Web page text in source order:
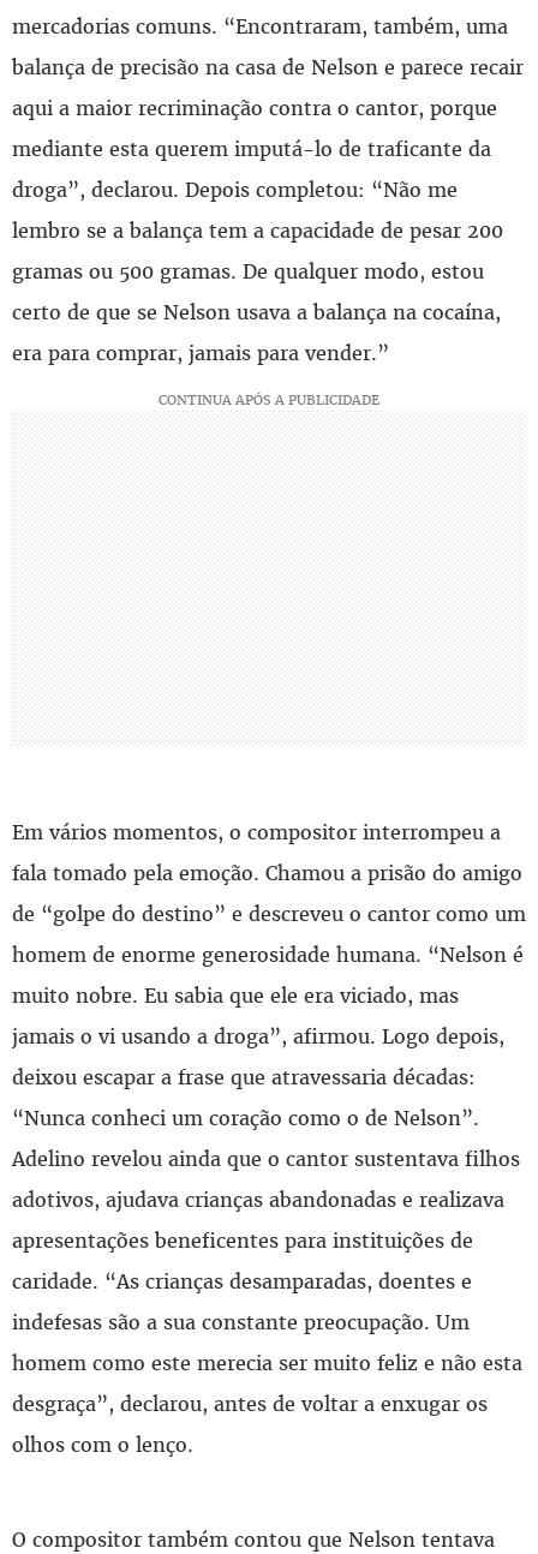
mercadorias comuns. “Encontraram, também, uma
balança de precisão na casa de Nelson e parece recair
aqui a maior recriminação contra o cantor, porque
mediante esta querem imputá-lo de traficante da
droga”, declarou. Depois completou: “Não me
lembro se a balança tem a capacidade de pesar 200
gramas ou 500 gramas. De qualquer modo, estou
certo de que se Nelson usava a balança na cocaína,
era para comprar, jamais para vender.”
Em vários momentos, o compositor interrompeu a
fala tomado pela emoção. Chamou a prisão do amigo
de “golpe do destino” e descreveu o cantor como um
homem de enorme generosidade humana. “Nelson é
muito nobre. Eu sabia que ele era viciado, mas
jamais o vi usando a droga”, afirmou. Logo depois,
deixou escapar a frase que atravessaria décadas:
“Nunca conheci um coração como o de Nelson”.
Adelino revelou ainda que o cantor sustentava filhos
adotivos, ajudava crianças abandonadas e realizava
apresentações beneficentes para instituições de
caridade. “As crianças desamparadas, doentes e
indefesas são a sua constante preocupação. Um
homem como este merecia ser muito feliz e não esta
desgraça”, declarou, antes de voltar a enxugar os
olhos com o lenço.
O compositor também contou que Nelson tentava